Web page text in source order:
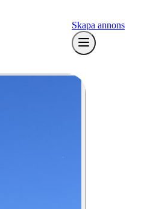
Skapa annons